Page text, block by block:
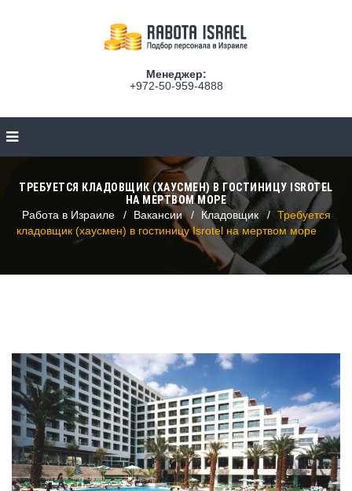
Менеджер:
+972-50-959-4888
ТРЕБУЕТСЯ КЛАДОВЩИК (ХАУСМЕН) В ГОСТИНИЦУ ISROTEL
НА МЕРТВОМ МОРЕ
Работа в Израиле
Вакансии Кладовщик
Требуется
кладовщик (хаусмен) в гостиницу Isrotel на мертвом море